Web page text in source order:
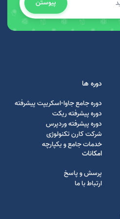
پیوستن
دوره ها
دوره جامع جاوا-اسکریپت پیشرفته
دوره پیشرفته ریکت
دوره پیشرفته وردپرس
شرکت کارن تکنولوژی
خدمات جامع و یکپارچه
امکانات
پرسش و پاسخ
ارتباط با ما